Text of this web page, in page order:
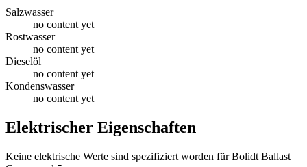
Salzwasser
no content yet
Rostwasser
no content yet
Dieselöl
no content yet
Kondenswasser
no content yet
Elektrischer Eigenschaften
Keine elektrische Werte sind spezifiziert worden für Bolidt Ballast